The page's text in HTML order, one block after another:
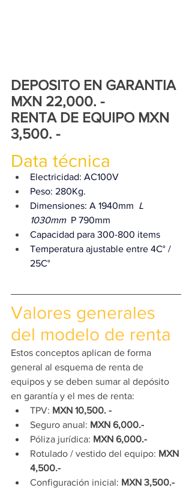
DEPOSITO EN GARANTIA
MXN 22,000. -
RENTA DE EQUIPO MXN
3,500. -
Data técnica
Electricidad: AC100V
Peso: 280Kg.​
Dimensiones: A 1940mm L
1030mm P 790mm​
Capacidad para 300-800 items​
Temperatura ajustable entre 4C° /
25C°
Valores generales
del modelo de renta
Estos conceptos aplican de forma
general al esquema de renta de
equipos y se deben sumar al depósito
en garantía y el mes de renta:
TPV: MXN 10,500. -
Seguro anual: MXN 6,000.-
Póliza jurídica: MXN 6,000.-
Rotulado / vestido del equipo: MXN
4,500.-
Configuración inicial: MXN 3,500.-